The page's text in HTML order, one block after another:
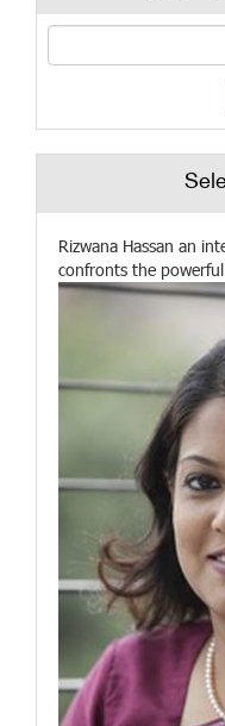
Rizwana Hassan an
confronts the